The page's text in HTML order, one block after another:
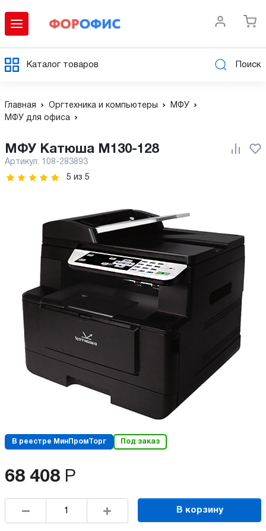
Каталог товаров Поиск
Главная Оргтехника и компьютеры
МФУ
МФУ для офиса
МФУ Катюша М130-128
Артикул: 108-283893
5 из 5
В реестре МинПромТорг Под заказ
68 408 Р
В корзину